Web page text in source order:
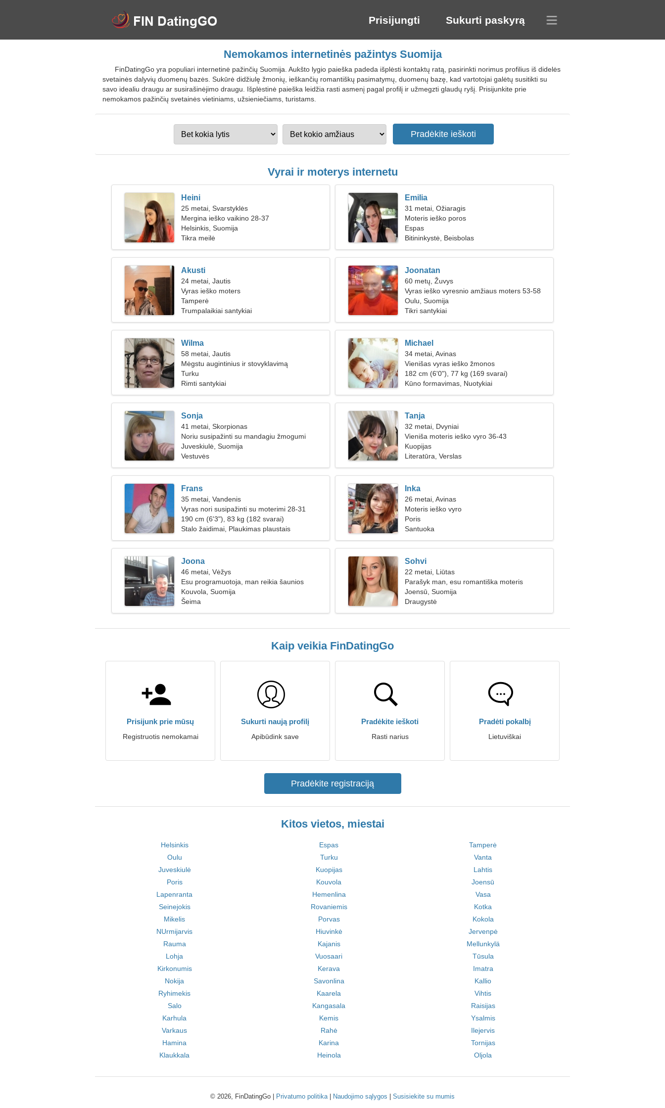
Prisijungti Sukurti paskyrą
Nemokamos internetinės pažintys Suomija
FinDatingGo yra populiari internetinė pažinčių Suomija. Aukšto lygio paieška padeda išplėsti kontaktų ratą, pasirinkti norimus profilius iš didelės
svetainės dalyvių duomenų bazės. Sukūrė didžiulę žmonių, ieškančių romantiškų pasimatymų, duomenų bazę, kad vartotojai galėtų susitikti su
savo idealiu draugu ar susirašinėjimo draugu. Išplėstinė paieška leidžia rasti asmenį pagal profilį ir užmegzti glaudų ryšį. Prisijunkite prie
nemokamos pažinčių svetainės vietiniams, užsieniečiams, turistams.
Vyrai ir moterys internetu
Heini
25 metai, Svarstyklės
Mergina ieško vaikino 28-37
Helsinkis, Suomija
Tikra meilė
Emilia
31 metai, Ožiaragis
Moteris ieško poros
Espas
Bitininkystė, Beisbolas
Akusti
24 metai, Jautis
Vyras ieško moters
Tamperė
Trumpalaikiai santykiai
Joonatan
60 metų, Žuvys
Vyras ieško vyresnio amžiaus moters 53-58
Oulu, Suomija
Tikri santykiai
Wilma
58 metai, Jautis
Mėgstu augintinius ir stovyklavimą
Turku
Rimti santykiai
Michael
34 metai, Avinas
Vienišas vyras ieško žmonos
182 cm (6'0"), 77 kg (169 svarai)
Kūno formavimas, Nuotykiai
Sonja
41 metai, Skorpionas
Noriu susipažinti su mandagiu žmogumi
Juveskiulė, Suomija
Vestuvės
Tanja
32 metai, Dvyniai
Vieniša moteris ieško vyro 36-43
Kuopijas
Literatūra, Verslas
Frans
35 metai, Vandenis
Vyras nori susipažinti su moterimi 28-31
190 cm (6'3"), 83 kg (182 svarai)
Stalo žaidimai, Plaukimas plaustais
Inka
26 metai, Avinas
Moteris ieško vyro
Poris
Santuoka
Joona
46 metai, Vėžys
Esu programuotoja, man reikia šaunios
moters
Kouvola, Suomija
Šeima
Sohvi
22 metai, Liūtas
Parašyk man, esu romantiška moteris
Joensū, Suomija
Draugystė
Kaip veikia FinDatingGo
Prisijunk prie mūsų
Registruotis nemokamai
Sukurti naują profilį
Apibūdink save
Pradėkite ieškoti
Rasti narius
Pradėti pokalbį
Lietuviškai
Pradėkite registraciją
Kitos vietos, miestai
Helsinkis Espas
Tamperė
Oulu
Turku
Vanta
Juveskiulė
Kuopijas
Lahtis
Poris
Kouvola
Joensū
Lapenranta
Hemenlina
Vasa
Seinejokis
Rovaniemis
Kotka
Mikelis
Porvas
Kokola
NUrmijarvis
Hiuvinkė
Jervenpė
Rauma
Kajanis
Mellunkylä
Lohja
Vuosaari
Tūsula
Kirkonumis
Kerava
Imatra
Nokija
Savonlina
Kallio
Ryhimekis
Kaarela
Vihtis
Salo
Kangasala
Raisijas
Karhula
Kemis
Ysalmis
Varkaus
Rahė
Ilejervis
Hamina
Karina
Tornijas
Klaukkala
Heinola Oljola
© 2026, FinDatingGo | Privatumo politika| Naudojimo sąlygos Susisiekite su mumis